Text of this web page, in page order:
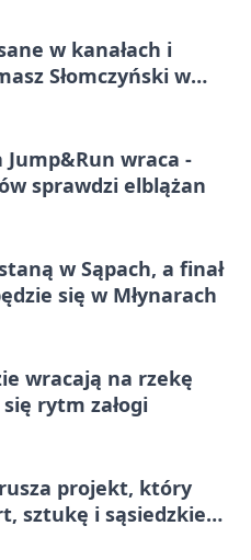
w kanałach i
Słomczyński w
wraca -
sprawdzi elblążan
w Sąpach, a finał
się w Młynarach
wracają na rzekę
rytm załogi
projekt, który
sztukę i sąsiedzkie